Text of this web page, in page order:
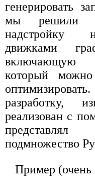
генерировать
мы решили
надстройку
движками
включающую
который
разработку,
реализован с
подмножество
Пример (очень